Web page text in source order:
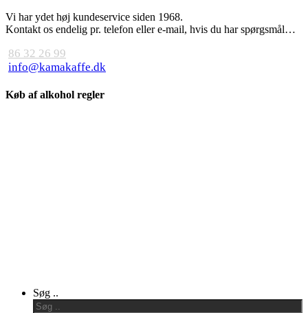
Vi har ydet høj kundeservice siden 1968.
Kontakt os endelig pr. telefon eller e-mail, hvis du har spørgsmål…
86 32 26 99
info@kamakaffe.dk
Køb af alkohol regler
Menu
Søg ..